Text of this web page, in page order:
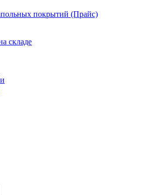
покрытий (Прайс)
складе